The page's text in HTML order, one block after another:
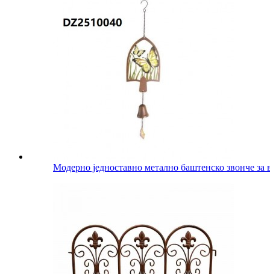
Модерно једноставно метално баштенско звонче за